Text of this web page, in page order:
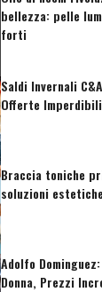
bellezza: pelle
forti
Saldi Invernali
Offerte
Braccia toniche
soluzioni
Adolfo
Donna, Prezzi